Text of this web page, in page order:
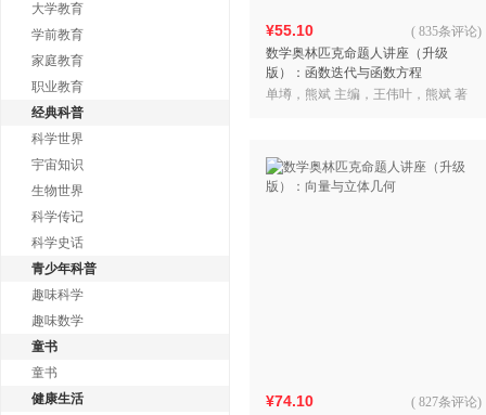
大学教育
学前教育
家庭教育
职业教育
经典科普
科学世界
宇宙知识
生物世界
科学传记
科学史话
青少年科普
趣味科学
趣味数学
童书
童书
健康生活
¥55.10
数学奥林匹克命题人讲座（升级
版）：函数迭代与函数方程
( 835条评论)
单墫，熊斌 主编，王伟叶，熊斌 著
¥74.10 ( 827条评论)